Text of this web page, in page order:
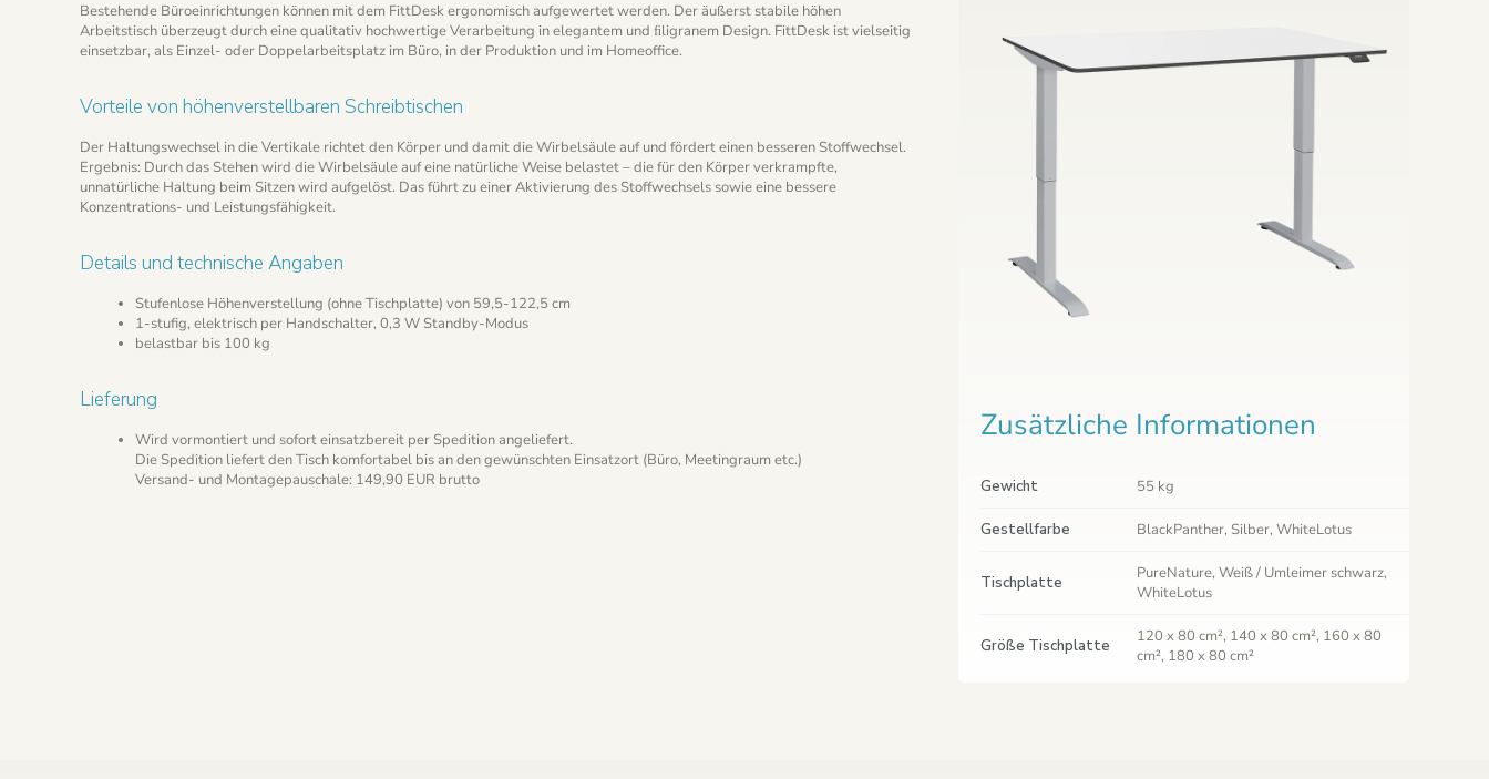
Bestehende Büroeinrichtungen können mit dem FittDesk ergonomisch aufgewertet werden. Der äußerst stabile höhen
Arbeitstisch überzeugt durch eine qualitativ hochwertige Verarbeitung in elegantem und ﬁligranem Design. FittDesk ist vielseitig
einsetzbar, als Einzel- oder Doppelarbeitsplatz im Büro, in der Produktion und im Homeoffice.
Vorteile von höhenverstellbaren Schreibtischen
Der Haltungswechsel in die Vertikale richtet den Körper und damit die Wirbelsäule auf und fördert einen besseren Stoffwechsel.
Ergebnis: Durch das Stehen wird die Wirbelsäule auf eine natürliche Weise belastet – die für den Körper verkrampfte,
unnatürliche Haltung beim Sitzen wird aufgelöst. Das führt zu einer Aktivierung des Stoffwechsels sowie eine bessere
Konzentrations- und Leistungsfähigkeit.
Details und technische Angaben
Stufenlose Höhenverstellung (ohne Tischplatte) von 59,5-122,5 cm
1-stufig, elektrisch per Handschalter, 0,3 W Standby-Modus
belastbar bis 100 kg
Lieferung
Wird vormontiert und sofort einsatzbereit per Spedition angeliefert.
Die Spedition liefert den Tisch komfortabel bis an den gewünschten Einsatzort (Büro, Meetingraum etc.)
Versand- und Montagepauschale: 149,90 EUR brutto
Zusätzliche Informationen
Gewicht 55 kg
Gestellfarbe BlackPanther, Silber, WhiteLotus
Tischplatte
PureNature, Weiß / Umleimer schwarz,
WhiteLotus
Größe Tischplatte
120 x 80 cm², 140 x 80 cm², 160 x 80
cm², 180 x 80 cm²